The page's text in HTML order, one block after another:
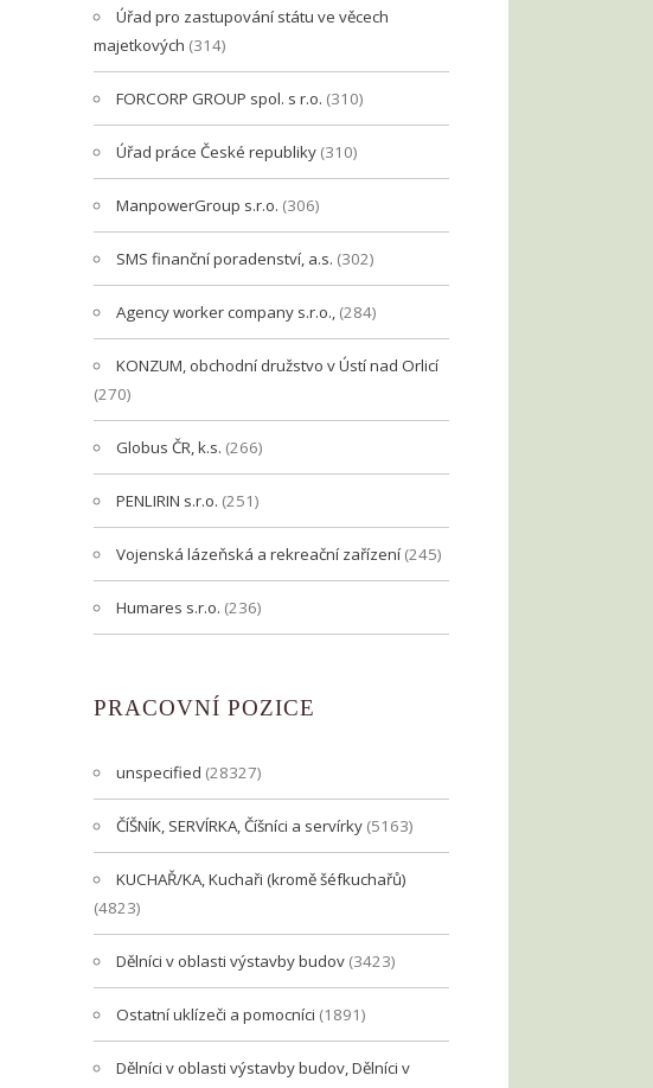
Úřad pro zastupování státu ve věcech
majetkových (314)
FORCORP GROUP spol. s r.o. (310)
Úřad práce České republiky (310)
ManpowerGroup s.r.o. (306)
SMS finanční poradenství, a.s. (302)
Agency worker company s.r.o., (284)
KONZUM, obchodní družstvo v Ústí nad Orlicí
(270)
Globus ČR, k.s. (266)
PENLIRIN s.r.o. (251)
Vojenská lázeňská a rekreační zařízení (245)
Humares s.r.o. (236)
PRACOVNÍ POZICE
unspecified (28327)
ČÍŠNÍK, SERVÍRKA, Číšníci a servírky (5163)
KUCHAŘ/KA, Kuchaři (kromě šéfkuchařů)
(4823)
Dělníci v oblasti výstavby budov (3423)
Ostatní uklízeči a pomocníci (1891)
Dělníci v oblasti výstavby budov, Dělníci v